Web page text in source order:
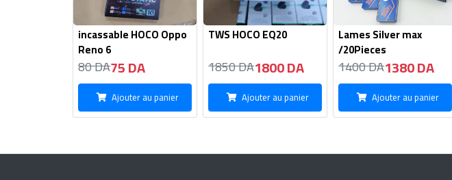
incassable HOCO Oppo
Reno 6
80 DA75 DA
Ajouter au panier
TWS HOCO EQ20
1850 DA1800 DA
Ajouter au panier
Lames Silver max
/20Pieces
1400 DA1380 DA
Ajouter au panier